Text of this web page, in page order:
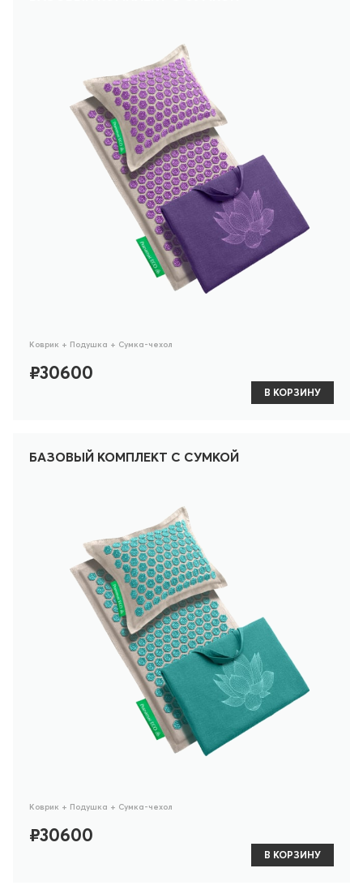
Коврик + Подушка + Сумка-чехол
₽30600
В КОРЗИНУ
БАЗОВЫЙ КОМПЛЕКТ С СУМКОЙ
Коврик + Подушка + Сумка-чехол
₽30600
В КОРЗИНУ